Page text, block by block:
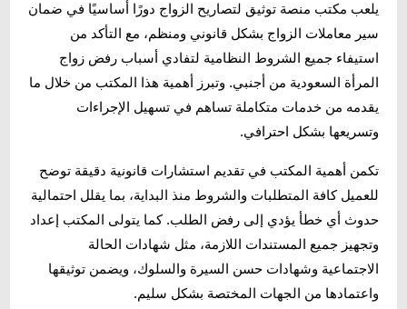
يلعب مكتب منصة توثيق لتصاريح الزواج دورًا أساسيًا في ضمان
سير معاملات الزواج بشكل قانوني ومنظم، مع التأكد من
استيفاء جميع الشروط النظامية لتفادي أسباب رفض زواج
المرأة السعودية من أجنبي. وتبرز أهمية هذا المكتب من خلال ما
يقدمه من خدمات متكاملة تساهم في تسهيل الإجراءات
وتسريعها بشكل احترافي.
تكمن أهمية المكتب في تقديم استشارات قانونية دقيقة توضح
للعميل كافة المتطلبات والشروط منذ البداية، بما يقلل احتمالية
حدوث أي خطأ يؤدي إلى رفض الطلب. كما يتولى المكتب إعداد
وتجهيز جميع المستندات اللازمة، مثل شهادات الحالة
الاجتماعية وشهادات حسن السيرة والسلوك، ويضمن توثيقها
واعتمادها من الجهات المختصة بشكل سليم.